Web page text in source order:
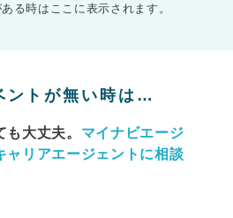
る時はここに表示されます。
ントが無い時は…
大丈夫。 マイナビエージ
ャリアエージェントに相談